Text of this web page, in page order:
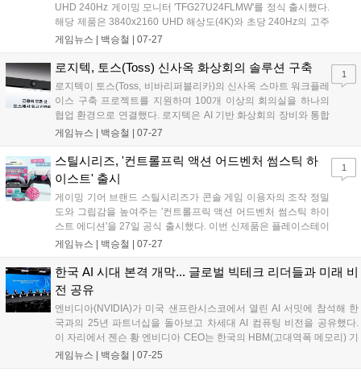
UHD 240Hz 게이밍 모니터 'TFG27U24FLMW'를 정식 출시했다.
해당 제품은 3840x2160 UHD 해상도(4K)와 초당 240Hz의 고주
사율, GTG 0.03ms의 빠른 응답속도를 갖춰 고화질 게임 환경에
의 번인 방지 설계와 함께 번인 증상을 포함한 3년 무상 보증을 지
게임뉴스 | 백승철 | 07-27
로지텍, 토스(Toss) 신사옥 화상회의 솔루션 구축
로지텍이 토스(Toss, 비바리퍼블리카)의 신사옥 스마트 워크플레
이스 구축 프로젝트를 지원하며 100개 이상의 회의실을 하나의
협업 환경으로 연결했다. 로지텍은 AI 기반 화상회의 장비와 통합
관리 플랫폼을 공급해 회의 준비 시간을 단축하고 업무 운영 효율
관되고 신속한 협업 환경을 구현하게 됐다....
게임뉴스 | 백승철 | 07-27
1
스틸시리즈, '컨트롤프릭 액션 어드벤처 썸스틱 하
이스트' 출시
게이밍 기어 브랜드 스틸시리즈가 콘솔 게임 이용자의 조작 정밀
도와 그립감을 높여주는 '컨트롤프릭 액션 어드벤처 썸스틱 하이
스트 에디션'을 27일 공식 출시했다. 이번 신제품은 플레이스테이
션 및 엑스박스 컨트롤러와 호환되며, 미끄럼 방지 소재와 인체공
준을 지원한다....
게임뉴스 | 백승철 | 07-27
1
한국 AI 시대 본격 개막... 글로벌 빅테크 리더들과 미래 비
전 공유
엔비디아(NVIDIA)가 미국 샌프란시스코에서 열린 AI 서밋에 참석해 한
국과의 25년 파트너십을 돌아보고 차세대 AI 컴퓨팅 비전을 공유했다.
이 자리에서 젠슨 황 엔비디아 CEO는 한국의 HBM(고대역폭 메모리) 기
술력이 오늘날 AI 슈퍼컴퓨터의 핵심 기반임을 밝혔으며, 정부 및 글로벌
게임뉴스 | 백승철 | 07-25